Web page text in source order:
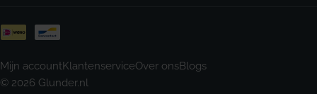
Betaalmethoden
© 2026 Glunder.nl
Mijn accountKlantenserviceOver onsBlogs